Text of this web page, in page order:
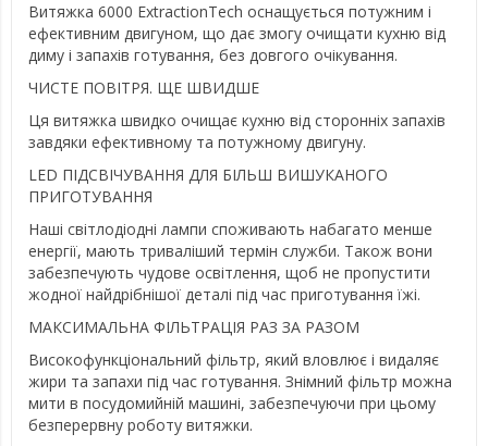
Витяжка 6000 ExtractionTech оснащується потужним і
ефективним двигуном, що дає змогу очищати кухню від
диму і запахів готування, без довгого очікування.
ЧИСТЕ ПОВІТРЯ. ЩЕ ШВИДШЕ
Ця витяжка швидко очищає кухню від сторонніх запахів
завдяки ефективному та потужному двигуну.
LED ПІДСВІЧУВАННЯ ДЛЯ БІЛЬШ ВИШУКАНОГО
ПРИГОТУВАННЯ
Наші світлодіодні лампи споживають набагато менше
енергії, мають триваліший термін служби. Також вони
забезпечують чудове освітлення, щоб не пропустити
жодної найдрібнішої деталі під час приготування їжі.
МАКСИМАЛЬНА ФІЛЬТРАЦІЯ РАЗ ЗА РАЗОМ
Високофункціональний фільтр, який вловлює і видаляє
жири та запахи під час готування. Знімний фільтр можна
мити в посудомийній машині, забезпечуючи при цьому
безперервну роботу витяжки.